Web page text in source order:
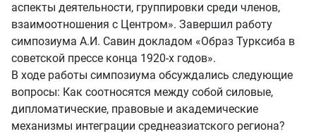
аспекты деятельности, группировки среди членов,
взаимоотношения с Центром». Завершил работу
симпозиума А.И. Савин докладом «Образ Турксиба в
советской прессе конца 1920-х годов».
В ходе работы симпозиума обсуждались следующие
вопросы: Как соотносятся между собой силовые,
дипломатические, правовые и академические
механизмы интеграции среднеазиатского региона?